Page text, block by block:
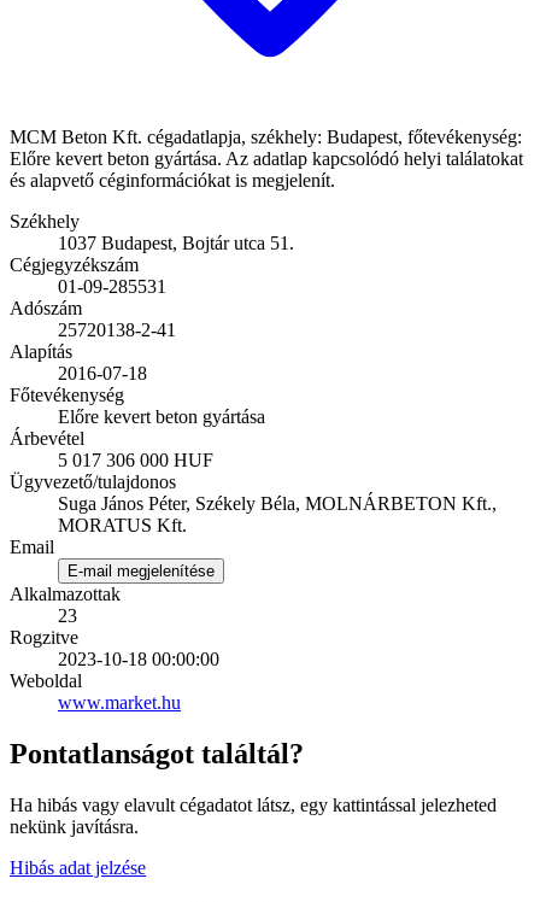
MCM Beton Kft. cégadatlapja, székhely: Budapest, főtevékenység:
Előre kevert beton gyártása. Az adatlap kapcsolódó helyi találatokat
és alapvető céginformációkat is megjelenít.
Székhely
1037 Budapest, Bojtár utca 51.
Cégjegyzékszám
01-09-285531
Adószám
25720138-2-41
Alapítás
2016-07-18
Főtevékenység
Előre kevert beton gyártása
Árbevétel
5 017 306 000 HUF
Ügyvezető/tulajdonos
Suga János Péter, Székely Béla, MOLNÁRBETON Kft.,
MORATUS Kft.
Email
E-mail megjelenítése
Alkalmazottak
23
Rogzitve
2023-10-18 00:00:00
Weboldal
www.market.hu
Pontatlanságot találtál?
Ha hibás vagy elavult cégadatot látsz, egy kattintással jelezheted
nekünk javításra.
Hibás adat jelzése